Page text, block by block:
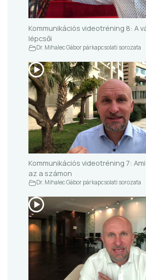
Kommunikációs videotréning 8: A
lépcsői
Dr. Mihalec Gábor párkapcsolati sorozata
Kommunikációs videotréning 7:
az a számon
Dr. Mihalec Gábor párkapcsolati sorozata